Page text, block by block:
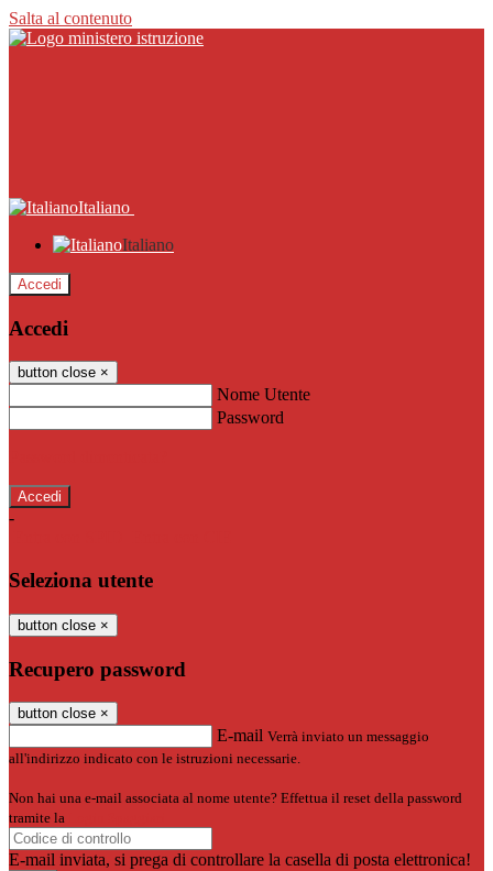
Salta al contenuto
Italiano
Italiano
Accedi
Accedi
button close ×
Nome Utente
Password
-
Seleziona utente
button close ×
Recupero password
button close ×
E-mail Verrà inviato un messaggio
all'indirizzo indicato con le istruzioni necessarie.
Non hai una e-mail associata al nome utente? Effettua il reset della password
tramite la
E-mail inviata, si prega di controllare la casella di posta elettronica!